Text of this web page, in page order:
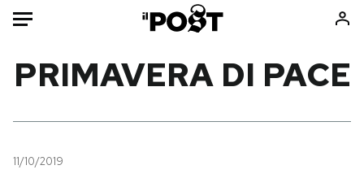
Mondo
PRIMAVERA DI PACE
11/10/2019